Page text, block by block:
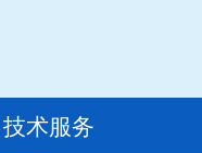
技术服务